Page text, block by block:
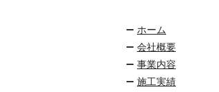
ホーム
会社概要
事業内容
施工実績